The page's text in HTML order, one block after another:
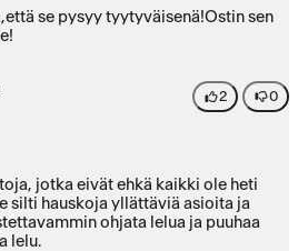
se pysyy tyytyväisenä!Ostin sen
2 0
jotka eivät ehkä kaikki ole heti
silti hauskoja yllättäviä asioita ja
ohjata lelua ja puuhaa
lelu.